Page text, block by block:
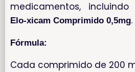
medicamentos,
Elo-xicam Comprimido 0,5mg.
Fórmula:
Cada comprimido de 200